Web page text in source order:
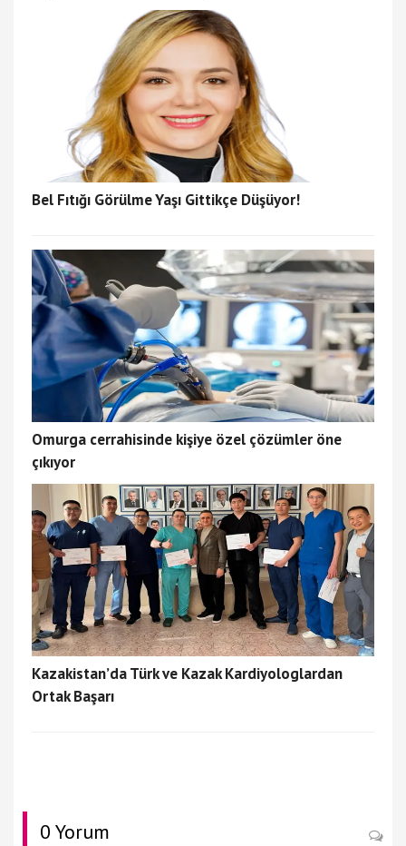
Bel Fıtığı Görülme Yaşı Gittikçe Düşüyor!
Omurga cerrahisinde kişiye özel çözümler öne
çıkıyor
Kazakistan’da Türk ve Kazak Kardiyologlardan
Ortak Başarı
0 Yorum